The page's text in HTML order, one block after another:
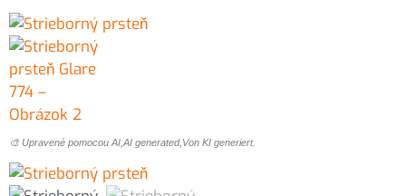
🎨 Upravené pomocou AI,AI generated,Von KI generiert.